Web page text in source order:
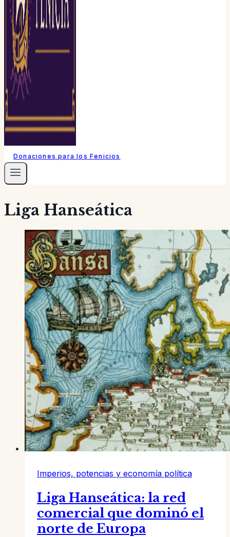
Donaciones para los Fenicios
Liga Hanseática
Imperios, potencias y economía política
Liga Hanseática: la red
comercial que dominó el
norte de Europa